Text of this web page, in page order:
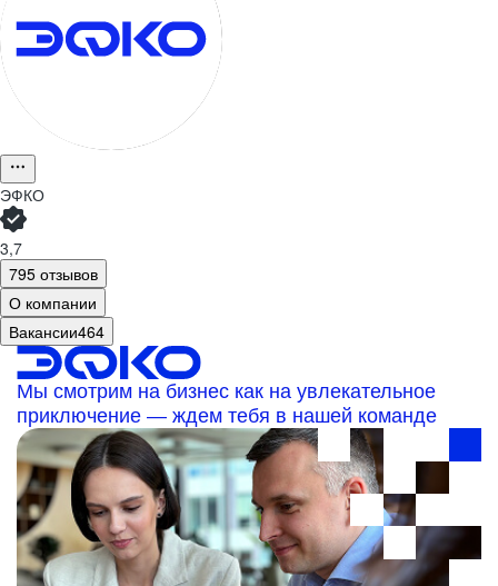
ЭФКО
3,7
795 отзывов
О компании
Вакансии464
Мы смотрим на бизнес как на увлекательное
приключение — ждем тебя в нашей команде